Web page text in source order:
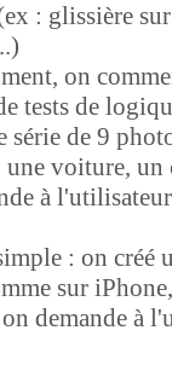
: glissière
on
tests de
série de 9
voiture,
à
: on créé
sur
demande à